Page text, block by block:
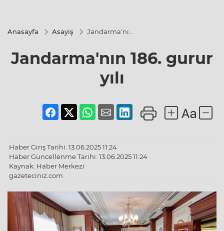
Anasayfa Asayiş
Jandarma'nın
Jandarma'nın 186. gurur
yılı
Haber Giriş Tarihi: 13.06.2025 11:24
Haber Güncellenme Tarihi: 13.06.2025 11:24
Kaynak: Haber Merkezi
gazeteciniz.com